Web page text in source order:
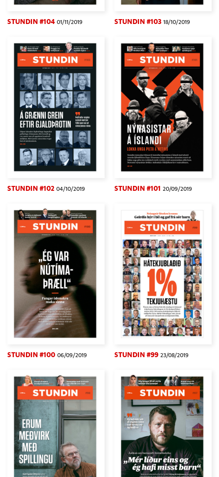
STUNDIN #104 01/11/2019 STUNDIN #103 18/10/2019
STUNDIN #102 04/10/2019 STUNDIN #101 20/09/2019
STUNDIN #100 06/09/2019 STUNDIN #99 23/08/2019